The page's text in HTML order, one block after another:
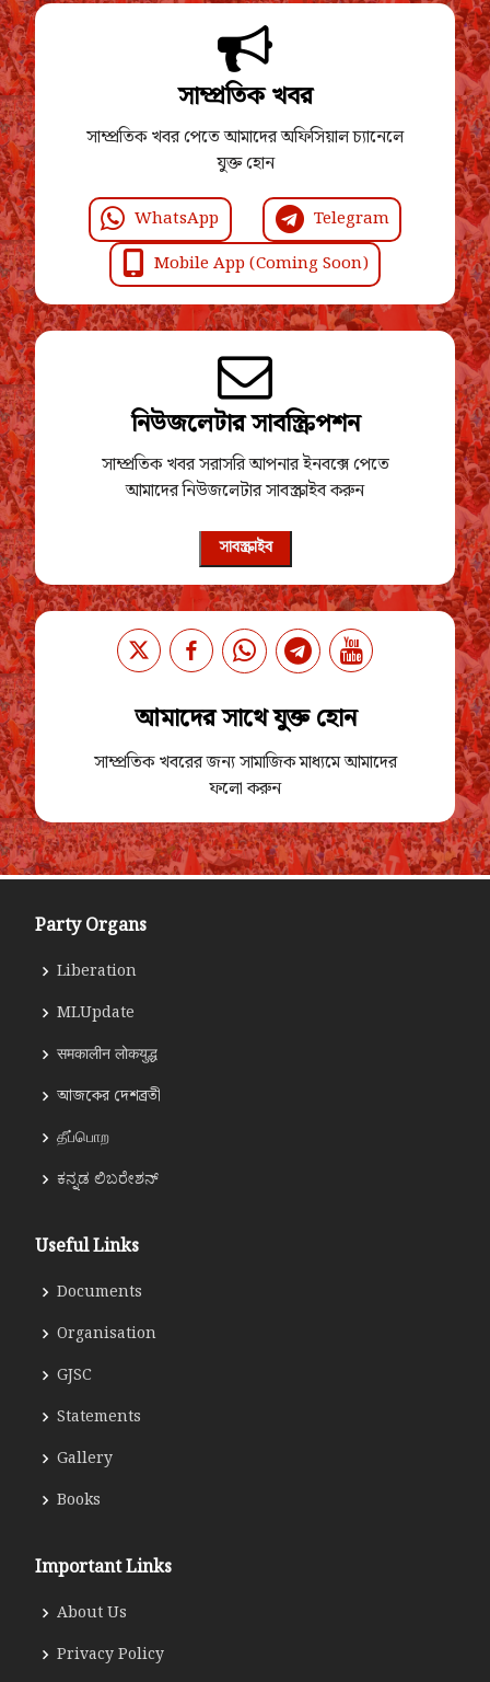
সাম্প্রতিক খবর
সাম্প্রতিক খবর পেতে আমাদের অফিসিয়াল চ্যানেলে
যুক্ত হোন
WhatsApp
Telegram
Mobile App (Coming Soon)
নিউজলেটার সাবস্ক্রিপশন
সাম্প্রতিক খবর সরাসরি আপনার ইনবক্সে পেতে
আমাদের নিউজলেটার সাবস্ক্রাইব করুন
সাবস্ক্রাইব
আমাদের সাথে যুক্ত হোন
সাম্প্রতিক খবরের জন্য সামাজিক মাধ্যমে আমাদের
ফলো করুন
Party Organs
Liberation
MLUpdate
समकालीन लोकयुद्ध
আজকের দেশব্রতী
தீப்பொற
ಕನ್ನಡ ಲಿಬರೇಶನ್
Useful Links
Documents
Organisation
GJSC
Statements
Gallery
Books
Important Links
About Us
Privacy Policy